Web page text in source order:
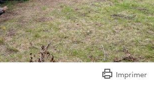
Imprimer